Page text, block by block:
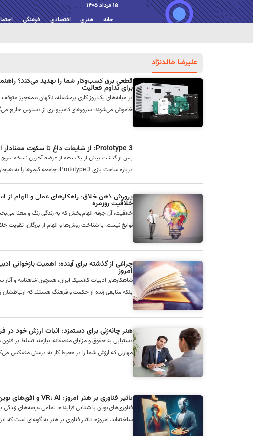
15 مرداد 1405
خانه هنری اقتصادی فرهنگی
علیرضا خالدنژاد
قطعی برق کسب‌وکار شما را تهدید می‌کند؟
برای تداوم فعالیت
در میانه‌های یک روز کاری پرمشغله، ناگهان همه‌چیز
خاموش می‌شوند، سرورهای کامپیوتری از دسترس خارج
Prototype 3: از شایعات داغ تا سکوت معنادار اکتیویژن
پس از گذشت بیش از یک دهه از عرضه آخرین نسخه، موج
درباره ساخت بازی Prototype 3، جامعه گیمرها را به هیجان آورده است. گزار...
پرورش ذهن خلاق: راهکارهای عملی و الهام از
خلاقیت روزمره
خلاقیت، آن جرقه الهام‌بخش که به زندگی رنگ و معنا
نوابغ نیست. با شناخت روش‌ها و الهام از بزرگان، تقویت
چراغی از گذشته برای آینده: اهمیت بازخوانی
امروز
شاهکارهای ادبیات کلاسیک ایران، همچون شاهنامه و آثار
بلکه منابعی زنده از حکمت و فرهنگ هستند که ارتباطشان
هنر چانه‌زنی برای دستمزد: اثبات ارزش خود در
دستیابی به حقوق و مزایای منصفانه، نیازمند تسلط بر
مهارتی که ارزش شما را در محیط کار به درستی منعکس
تاثیر فناوری بر هنر امروز: VR، AI و افق‌های نوین خلاقیت
فناوری‌های نوین با شتابی فزاینده، تمامی عرصه‌های
ساخته‌اند. امروزه، تاثیر فناوری بر هنر به گونه‌ای است که